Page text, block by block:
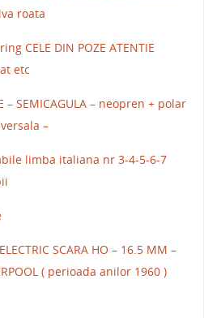
roata
CELE DIN POZE ATENTIE
etc
– SEMICAGULA – neopren + polar
–
limba italiana nr 3-4-5-6-7
SCARA HO – 16.5 MM –
( perioada anilor 1960 )